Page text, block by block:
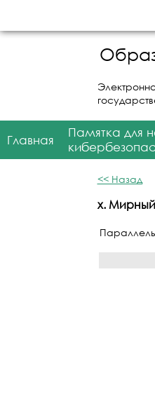
Главная
Памятка для
<< Назад
х. Мирный
Параллель